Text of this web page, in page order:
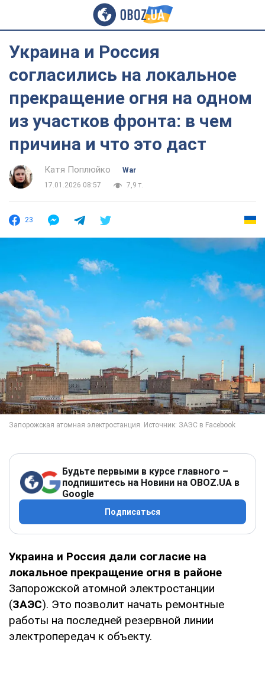
Украина и Россия
согласились на локальное
прекращение огня на одном
из участков фронта: в чем
причина и что это даст
Катя Поплюйко
War
17.01.2026 08:57
7,9 т.
23
Будьте первыми в курсе главного –
подпишитесь на Новини на OBOZ.UA в
Google
Подписаться
Украина и Россия дали согласие на
локальное прекращение огня в районе
Запорожской атомной электростанции
(ЗАЭС). Это позволит начать ремонтные
работы на последней резервной линии
электропередач к объекту.